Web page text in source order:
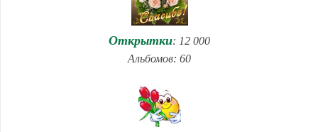
Открытки: 12 000
Альбомов: 60